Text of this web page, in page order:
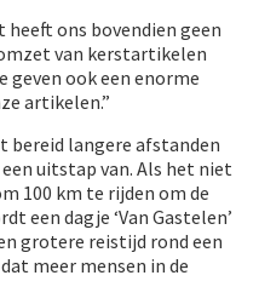
ons bovendien geen
van kerstartikelen
geven ook een enorme
artikelen.”
bereid langere afstanden
uitstap van. Als het niet
100 km te rijden om de
een dagje ‘Van Gastelen’
grotere reistijd rond een
meer mensen in de